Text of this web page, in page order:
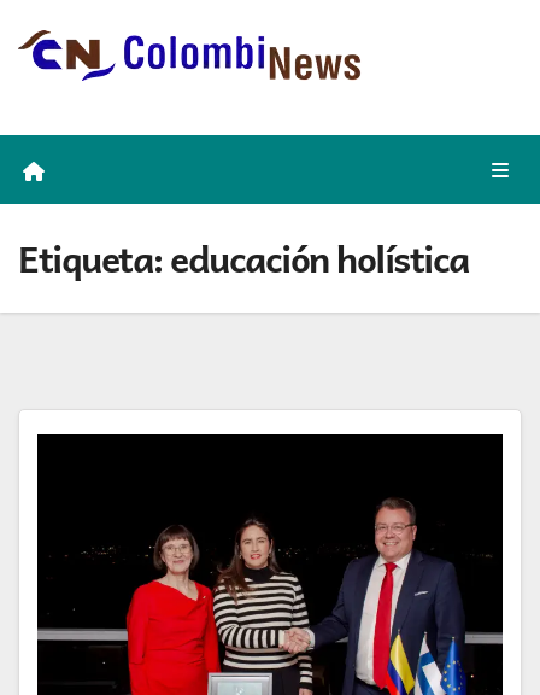
Etiqueta:educación holística